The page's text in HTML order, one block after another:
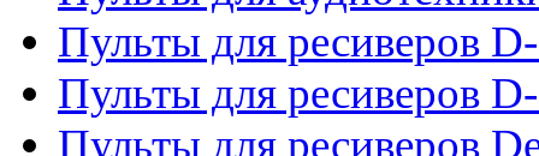
Пульты для ресиверов
Пульты для ресиверов
Пульты для ресиверов